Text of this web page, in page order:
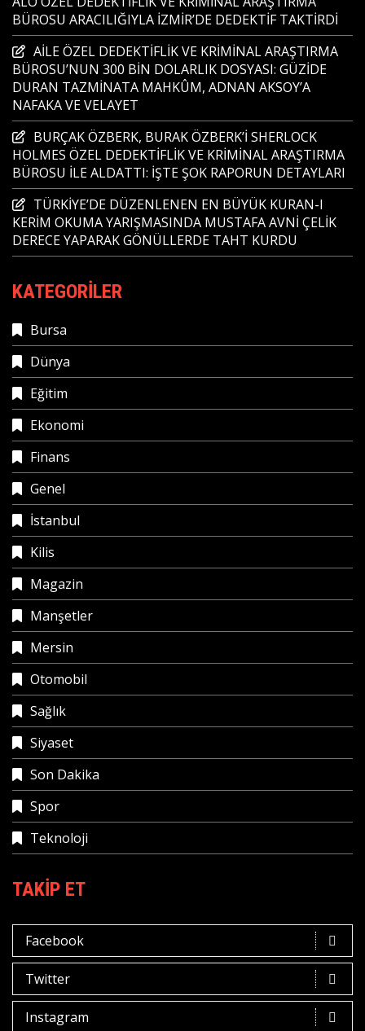
BÜROSU ARACILIĞIYLA İZMİR’DE DEDEKTİF TAKTİRDİ
AİLE ÖZEL DEDEKTİFLİK VE KRİMİNAL ARAŞTIRMA
BÜROSU’NUN 300 BİN DOLARLIK DOSYASI: GÜZİDE
DURAN TAZMİNATA MAHKÛM, ADNAN AKSOY’A
NAFAKA VE VELAYET
BURÇAK ÖZBERK, BURAK ÖZBERK’İ SHERLOCK
HOLMES ÖZEL DEDEKTİFLİK VE KRİMİNAL ARAŞTIRMA
BÜROSU İLE ALDATTI: İŞTE ŞOK RAPORUN DETAYLARI
TÜRKİYE’DE DÜZENLENEN EN BÜYÜK KURAN-I
KERİM OKUMA YARIŞMASINDA MUSTAFA AVNİ ÇELİK
DERECE YAPARAK GÖNÜLLERDE TAHT KURDU
KATEGORILER
Bursa
Dünya
Eğitim
Ekonomi
Finans
Genel
İstanbul
Kilis
Magazin
Manşetler
Mersin
Otomobil
Sağlık
Siyaset
Son Dakika
Spor
Teknoloji
TAKIP ET
Facebook
Twitter
Instagram